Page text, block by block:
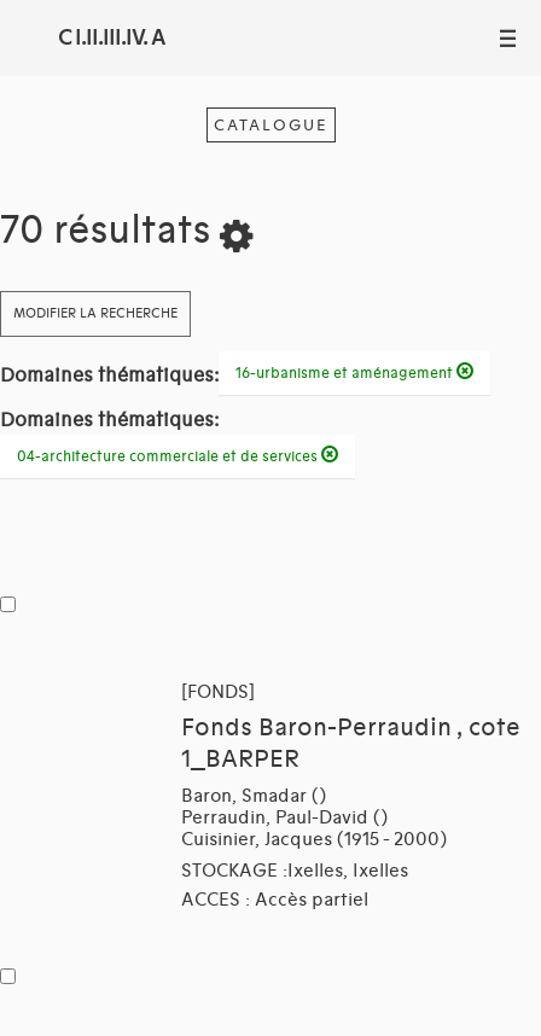
C I.II.III.IV. A III
CATALOGUE
70 résultats
MODIFIER LA RECHERCHE
Domaines thématiques: 16-urbanisme et aménagement
Domaines thématiques:
04-architecture commerciale et de services
[FONDS]
Fonds Baron-Perraudin , cote
1_BARPER
Baron, Smadar ()
Perraudin, Paul-David ()
Cuisinier, Jacques (1915 - 2000)
STOCKAGE :Ixelles, Ixelles
ACCES : Accès partiel